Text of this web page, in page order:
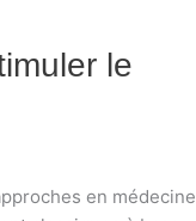
le
en médecine